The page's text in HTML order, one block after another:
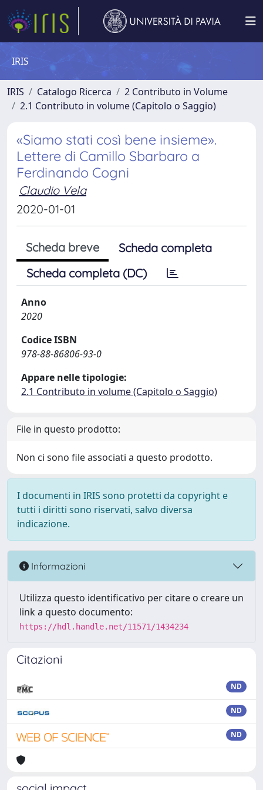
IRIS
IRIS Catalogo Ricerca
2 Contributo in Volume
2.1 Contributo in volume (Capitolo o Saggio)
«Siamo stati così bene insieme».
Lettere di Camillo Sbarbaro a
Ferdinando Cogni
Claudio Vela
2020-01-01
Scheda breve
Scheda completa
Scheda completa (DC)
Anno
2020
Codice ISBN
978-88-86806-93-0
Appare nelle tipologie:
2.1 Contributo in volume (Capitolo o Saggio)
File in questo prodotto:
Non ci sono file associati a questo prodotto.
I documenti in IRIS sono protetti da copyright e
tutti i diritti sono riservati, salvo diversa
indicazione.
Informazioni
Utilizza questo identificativo per citare o creare un
link a questo documento:
https://hdl.handle.net/11571/1434234
Citazioni
ND
ND
ND